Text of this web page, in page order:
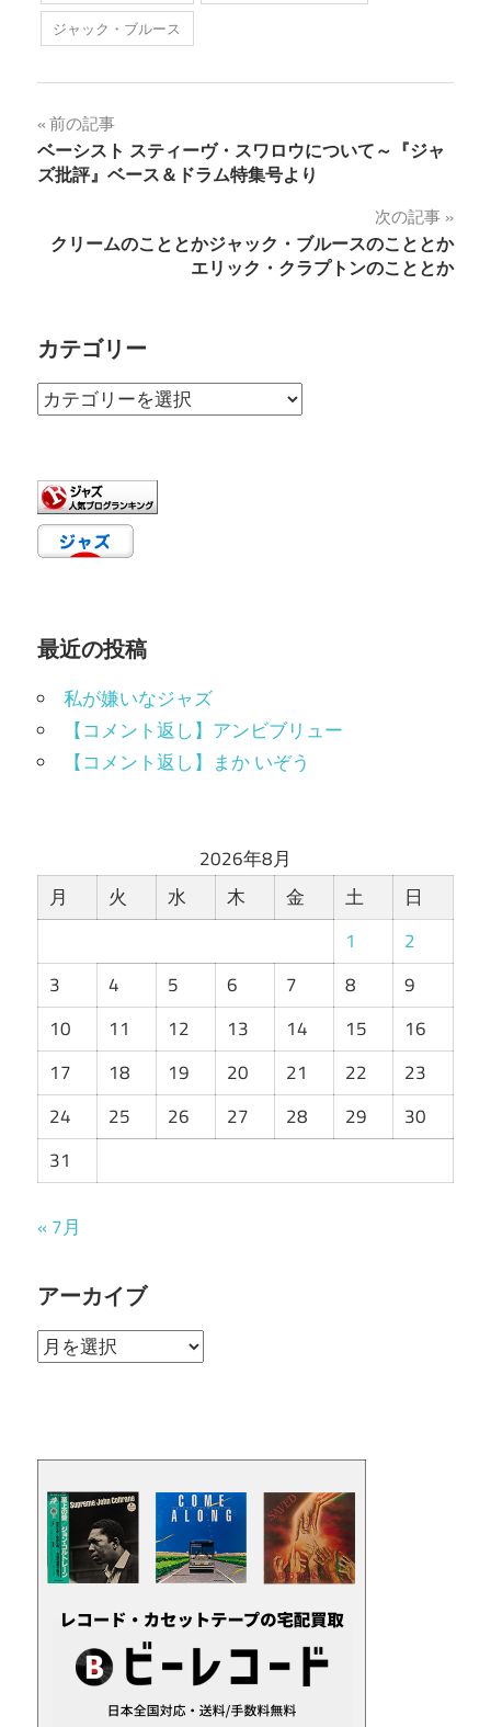
ジャック・ブルース
投
稿
ビ
ー
シ
ョ
ン
前の記事
ベーシスト スティーヴ・スワロウについて～『ジャ
ズ批評』ベース＆ドラム特集号より
次の記事
クリームのこととかジャック・ブルースのこととか
エリック・クラプトンのこととか
カテゴリー
カ
リ
ー
最近の投稿
私が嫌いなジャズ
【コメント返し】アンビブリュー
【コメント返し】まか いぞう
2026年8月
月
火 水 木 金 土
日
1
2
3
4 5 6 7 8
9
10
11 12 13 14 15
16
17
18 19 20 21 22
23
24
25 26 27 28 29
30
31
« 7月
アーカイブ
ア